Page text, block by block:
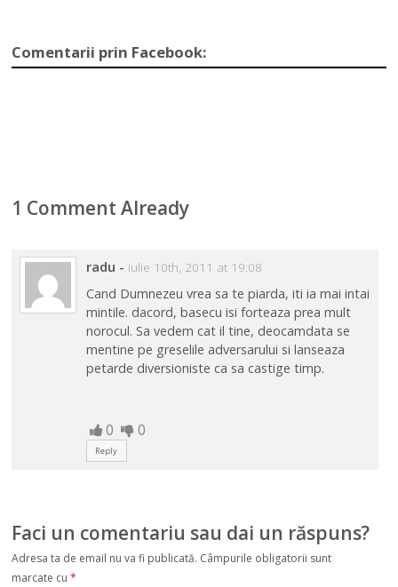
Comentarii prin Facebook:
1 Comment Already
radu - iulie 10th, 2011 at 19:08
Cand Dumnezeu vrea sa te piarda, iti ia mai intai
mintile. dacord, basecu isi forteaza prea mult
norocul. Sa vedem cat il tine, deocamdata se
mentine pe greselile adversarului si lanseaza
petarde diversioniste ca sa castige timp.
0 0
Reply
Faci un comentariu sau dai un răspuns?
Adresa ta de email nu va fi publicată. Câmpurile obligatorii sunt
marcate cu*